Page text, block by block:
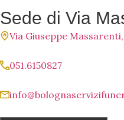
Sede di Via
Via Giuseppe
051.6150827